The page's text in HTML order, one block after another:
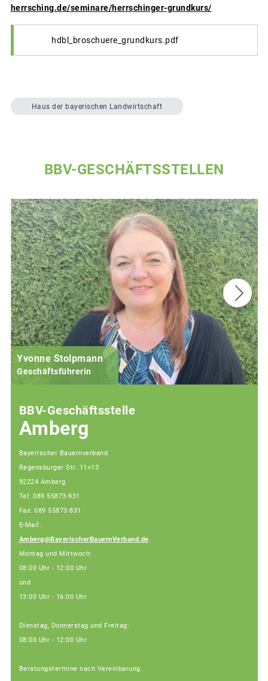
herrsching.de/seminare/herrschinger-grundkurs/
hdbl_broschuere_grundkurs.pdf
Haus der bayerischen Landwirtschaft
BBV-GESCHÄFTSSTELLEN
Yvonne Stolpmann
Geschäftsführerin
BBV-Geschäftsstelle
Amberg
Bayerischer Bauernverband
Regensburger Str. 11+13
92224 Amberg
Tel: 089 55873-931
Fax: 089 55873-831
E-Mail:
Amberg@BayerischerBauernVerband.de
Montag und Mittwoch:
08:00 Uhr - 12:00 Uhr
und
13:00 Uhr - 16:00 Uhr
Dienstag, Donnerstag und Freitag:
08:00 Uhr - 12:00 Uhr
Beratungstermine nach Vereinbarung.